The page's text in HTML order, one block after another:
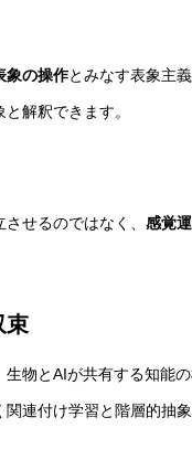
象の操作とみなす表象主
解釈できます。
せるのではなく、 感覚
束
物とAIが共有する知能
連付け学習と階層的抽